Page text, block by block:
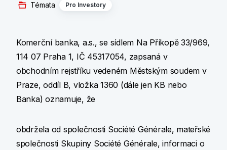
Témata Pro Investory
Komerční banka, a.s., se sídlem Na Příkopě 33/969,
114 07 Praha 1, IČ 45317054, zapsaná v
obchodním rejstříku vedeném Městským soudem v
Praze, oddíl B, vložka 1360 (dále jen KB nebo
Banka) oznamuje, že
obdržela od společnosti Société Générale, mateřské
společnosti Skupiny Société Générale, informaci o